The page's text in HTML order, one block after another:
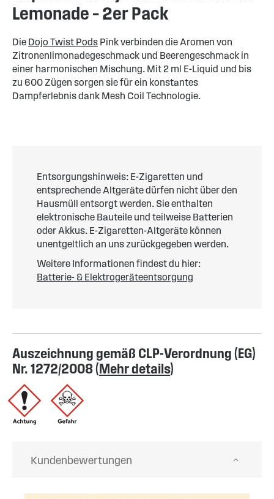
Lemonade – 2er Pack
Die Dojo Twist Pods Pink verbinden die Aromen von
Zitronenlimonadegeschmack und Beerengeschmack in
einer harmonischen Mischung. Mit 2 ml E-Liquid und bis
zu 600 Zügen sorgen sie für ein konstantes
Dampferlebnis dank Mesh Coil Technologie.
Entsorgungshinweis: E-Zigaretten und
entsprechende Altgeräte dürfen nicht über den
Hausmüll entsorgt werden. Sie enthalten
elektronische Bauteile und teilweise Batterien
oder Akkus. E-Zigaretten-Altgeräte können
unentgeltlich an uns zurückgegeben werden.
Weitere Informationen findest du hier:
Batterie- & Elektrogeräteentsorgung
Auszeichnung gemäß CLP-Verordnung (EG)
Nr. 1272/2008 (Mehr details)
Kundenbewertungen